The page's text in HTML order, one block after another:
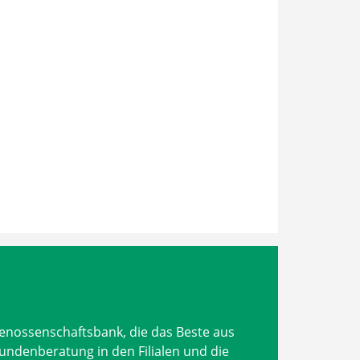
die das Beste aus
in den Filialen und die